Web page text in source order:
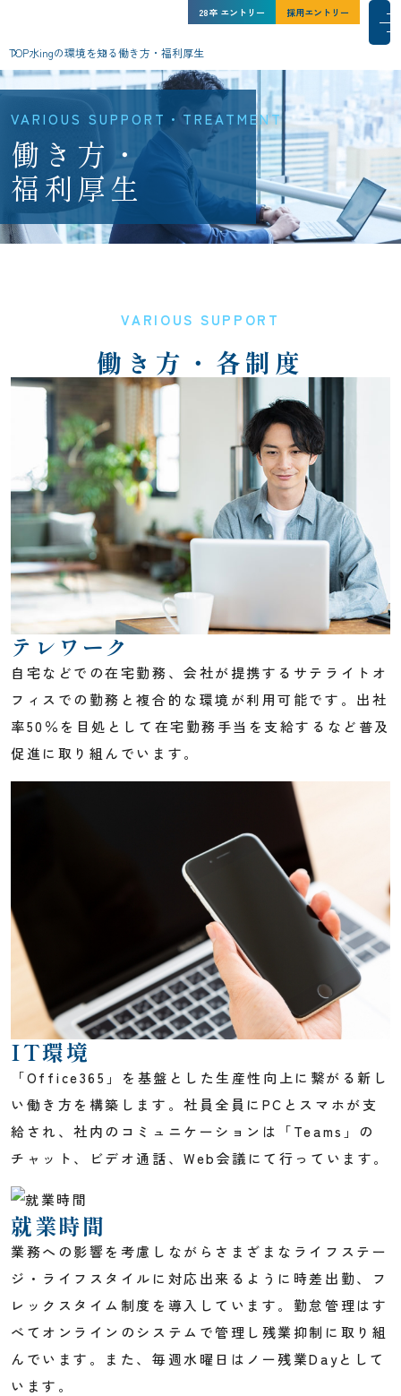
メインコンテンツにスキップ28卒 エントリー 採用エントリー
27卒 インターンシップ
水ingを知る
人と仕事
水ingの環境
採用情報
コーポレートサイト
このサイトについて
個人情報保護方針
TOP水ingの環境を知る働き方・福利厚生
VARIOUS SUPPORT
働き方・各制度
テレワーク
自宅などでの在宅勤務、会社が提携するサテライトオ
フィスでの勤務と複合的な環境が利用可能です。出社
率50％を目処として在宅勤務手当を支給するなど普及
促進に取り組んでいます。
IT環境
「Office365」を基盤とした生産性向上に繋がる新し
い働き方を構築します。社員全員にPCとスマホが支
給され、社内のコミュニケーションは「Teams」の
チャット、ビデオ通話、Web会議にて行っています。
就業時間
業務への影響を考慮しながらさまざまなライフステー
ジ・ライフスタイルに対応出来るように時差出勤、フ
レックスタイム制度を導入しています。勤怠管理はす
べてオンラインのシステムで管理し残業抑制に取り組
んでいます。また、毎週水曜日はノー残業Dayとして
います。